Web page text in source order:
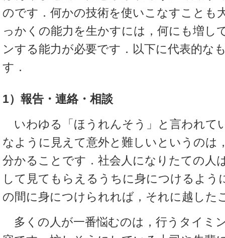
のです．何かの技術を使いこなすことも
っかくの能力を生かすには，何にも増し
ンする能力が必要です．以下に代表的な
す．
1）報告・連絡・相談
いわゆる「ほうれんそう」と言われて
なように見えて意外と難しいというのは
分かることです．社会人になりたての人
して見てもらえるうちに身につけるよう
の間に身につけられれば，それに越した
多くの人が一番悩むのは，行うタイミ